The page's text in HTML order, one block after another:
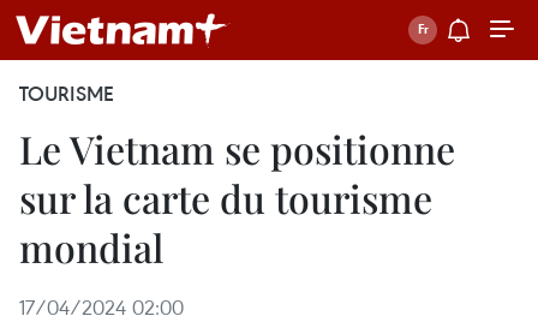
TOURISME
Le Vietnam se positionne
sur la carte du tourisme
mondial
17/04/2024 02:00